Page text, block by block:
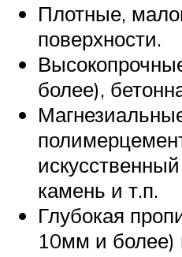
Плотные,
поверхности.
более),
камень и т.п.
Глубокая
10мм и более)